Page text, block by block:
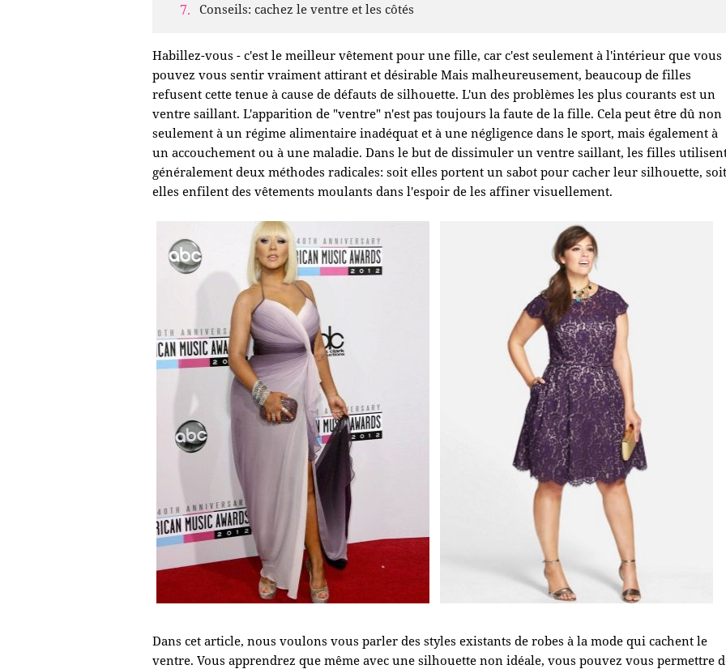
Conseils: cachez le ventre et les côtés
Habillez-vous - c'est le meilleur vêtement pour une fille, car c'est seulement à l'intérieur que vous
pouvez vous sentir vraiment attirant et désirable Mais malheureusement, beaucoup de filles
refusent cette tenue à cause de défauts de silhouette. L'un des problèmes les plus courants est un
ventre saillant. L'apparition de "ventre" n'est pas toujours la faute de la fille. Cela peut être dû non
seulement à un régime alimentaire inadéquat et à une négligence dans le sport, mais également à
un accouchement ou à une maladie. Dans le but de dissimuler un ventre saillant, les filles
généralement deux méthodes radicales: soit elles portent un sabot pour cacher leur silhouette, soit
elles enfilent des vêtements moulants dans l'espoir de les affiner visuellement.
Dans cet article, nous voulons vous parler des styles existants de robes à la mode qui cachent le
ventre. Vous apprendrez que même avec une silhouette non idéale, vous pouvez vous permettre